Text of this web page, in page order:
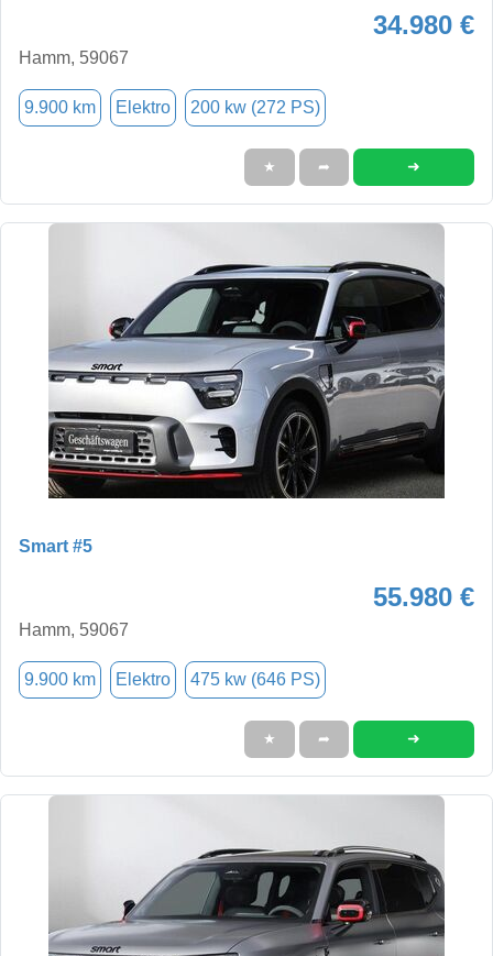
34.980 €
Hamm, 59067
9.900 km Elektro 200 kw (272 PS)
★ ➦ ➜
Smart #5
55.980 €
Hamm, 59067
9.900 km Elektro 475 kw (646 PS)
★ ➦ ➜